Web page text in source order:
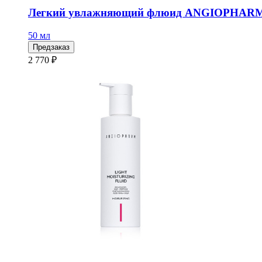
Легкий увлажняющий флюид
50 мл
Предзаказ
2 770 ₽